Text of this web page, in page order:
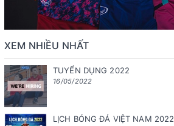
XEM NHIỀU NHẤT
TUYỂN DỤNG 2022
16/05/2022
LỊCH BÓNG ĐÁ VIỆT NAM 2022